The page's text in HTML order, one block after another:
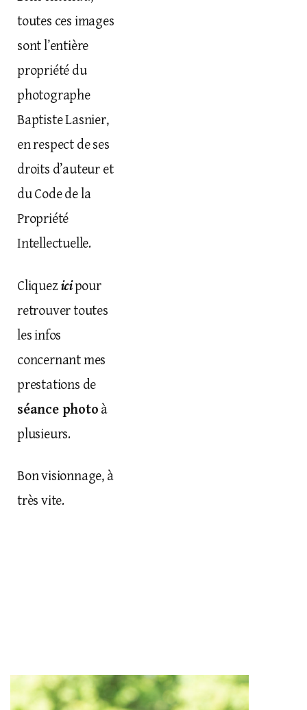
toutes ces images
sont l’entière
propriété du
photographe
Baptiste Lasnier,
en respect de ses
droits d’auteur et
du Code de la
Propriété
Intellectuelle.
Cliquez icipour
retrouver toutes
les infos
concernant mes
prestations de
séance photo à
plusieurs.
Bon visionnage, à
très vite.